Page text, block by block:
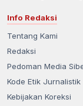
Info Redaksi
Tentang Kami
Redaksi
Pedoman Media
Kode Etik Jurnalistik
Kebijakan Koreksi